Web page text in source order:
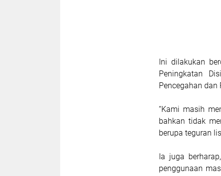
Ini dilakukan
Peningkatan
Pencegahan dan
“Kami masih
bahkan tidak
berupa teguran
Ia juga
penggunaan